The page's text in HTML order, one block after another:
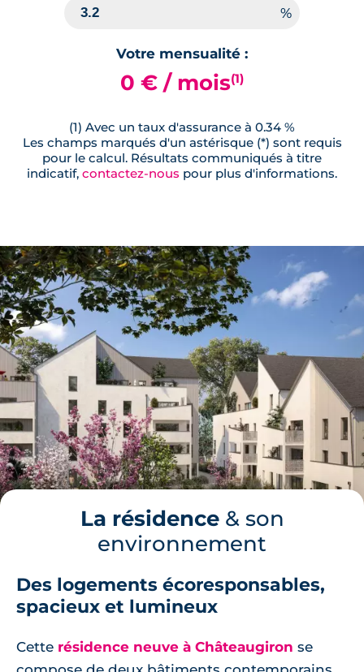
Votre mensualité :
0 € / mois(1)
(1) Avec un taux d'assurance à 0.34 %
Les champs marqués d'un astérisque (*) sont requis
pour le calcul. Résultats communiqués à titre
indicatif, contactez-nous pour plus d'informations.
La résidence& son
environnement
Des logements écoresponsables,
spacieux et lumineux
Cette résidence neuve à Châteaugiron se